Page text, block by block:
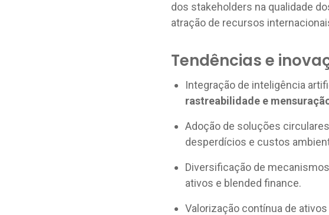
dos stakeholders na qualidade
atração de recursos
Tendências e
Integração de inteligência
rastreabilidade e
Adoção de soluções
desperdícios e custos
Diversificação de
ativos e blended finance.
Valorização contínua de